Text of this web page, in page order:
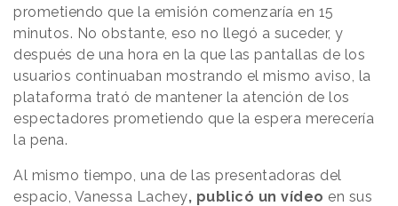
prometiendo que la emisión comenzaría en 15
minutos. No obstante, eso no llegó a suceder, y
después de una hora en la que las pantallas de los
usuarios continuaban mostrando el mismo aviso, la
plataforma trató de mantener la atención de los
espectadores prometiendo que la espera merecería
la pena.
Al mismo tiempo, una de las presentadoras del
espacio, Vanessa Lachey, publicó un vídeo en sus